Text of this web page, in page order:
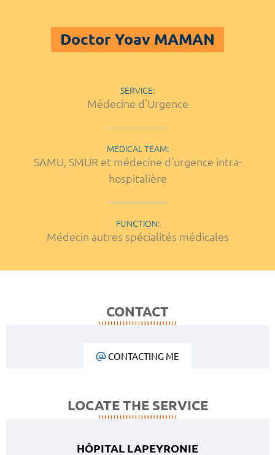
Doctor Yoav MAMAN
SERVICE:
Médecine d'Urgence
MEDICAL TEAM:
SAMU, SMUR et médecine d'urgence intra-
hospitalière
FUNCTION:
Médecin autres spécialités médicales
CONTACT
CONTACTING ME
LOCATE THE SERVICE
HÔPITAL LAPEYRONIE